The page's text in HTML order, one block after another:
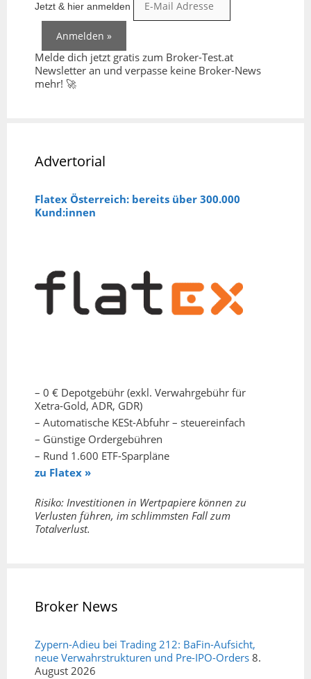
Jetzt & hier anmelden
Melde dich jetzt gratis zum Broker-Test.at
Newsletter an und verpasse keine Broker-News
mehr! 🚀
Advertorial
Flatex Österreich: bereits über 300.000
Kund:innen
– 0 € Depotgebühr (exkl. Verwahrgebühr für
Xetra-Gold, ADR, GDR)
– Automatische KESt-Abfuhr – steuereinfach
– Günstige Ordergebühren
– Rund 1.600 ETF-Sparpläne
zu Flatex »
Risiko: Investitionen in Wertpapiere können zu
Verlusten führen, im schlimmsten Fall zum
Totalverlust.
Broker News
Zypern-Adieu bei Trading 212: BaFin-Aufsicht,
neue Verwahrstrukturen und Pre-IPO-Orders 8.
August 2026